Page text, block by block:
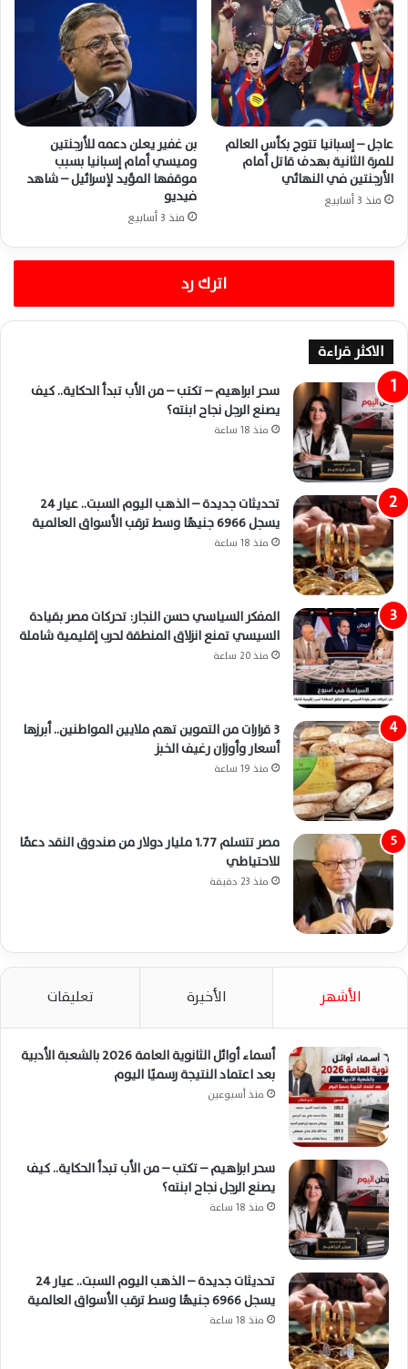
عاجل – إسبانيا تتوج بكأس العالم
للمرة الثانية بهدف قاتل أمام
الأرجنتين في النهائي
منذ 3 أسابيع
بن غفير يعلن دعمه للأرجنتين
وميسي أمام إسبانيا بسبب
موقفها المؤيد لإسرائيل – شاهد
فيديو
منذ 3 أسابيع
اترك رد
الاكثر قراءة
سحر ابراهيم – تكتب – من الأب تبدأ الحكاية.. كيف
يصنع الرجل نجاح ابنته؟
منذ 18 ساعة
تحديثات جديدة – الذهب اليوم السبت.. عيار 24
يسجل 6966 جنيهًا وسط ترقب الأسواق العالمية
منذ 18 ساعة
المفكر السياسي حسن النجار: تحركات مصر بقيادة
السيسي تمنع انزلاق المنطقة لحرب إقليمية شاملة
منذ 20 ساعة
3 قرارات من التموين تهم ملايين المواطنين.. أبرزها
أسعار وأوزان رغيف الخبز
منذ 19 ساعة
مصر تتسلم 1.77 مليار دولار من صندوق النقد دعمًا
للاحتياطي
منذ 23 دقيقة
الأشهر الأخيرة تعليقات
أسماء أوائل الثانوية العامة 2026 بالشعبة الأدبية
بعد اعتماد النتيجة رسميًا اليوم
منذ أسبوعين
سحر ابراهيم – تكتب – من الأب تبدأ الحكاية.. كيف
يصنع الرجل نجاح ابنته؟
منذ 18 ساعة
تحديثات جديدة – الذهب اليوم السبت.. عيار 24
يسجل 6966 جنيهًا وسط ترقب الأسواق العالمية
منذ 18 ساعة